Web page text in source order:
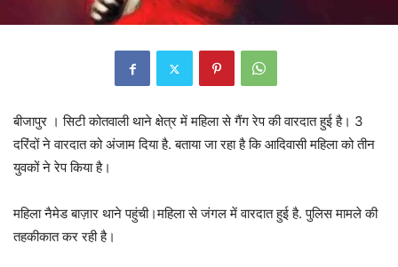
बीजापुर । सिटी कोतवाली थाने क्षेत्र में महिला से गैंग रेप की वारदात हुई है। 3
दरिंदों ने वारदात को अंजाम दिया है. बताया जा रहा है कि आदिवासी महिला को तीन
युवकों ने रेप किया है।
महिला नैमेड बाज़ार थाने पहुंची।महिला से जंगल में वारदात हुई है. पुलिस मामले की
तहकीकात कर रही है।